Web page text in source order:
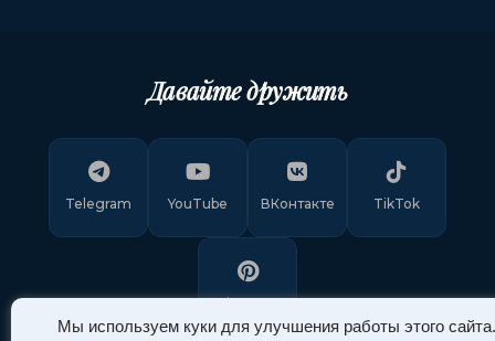
Мы используем куки для улучшения работы этого сайта.
Давайте дружить
Telegram YouTube ВКонтакте TikTok
Pinterest